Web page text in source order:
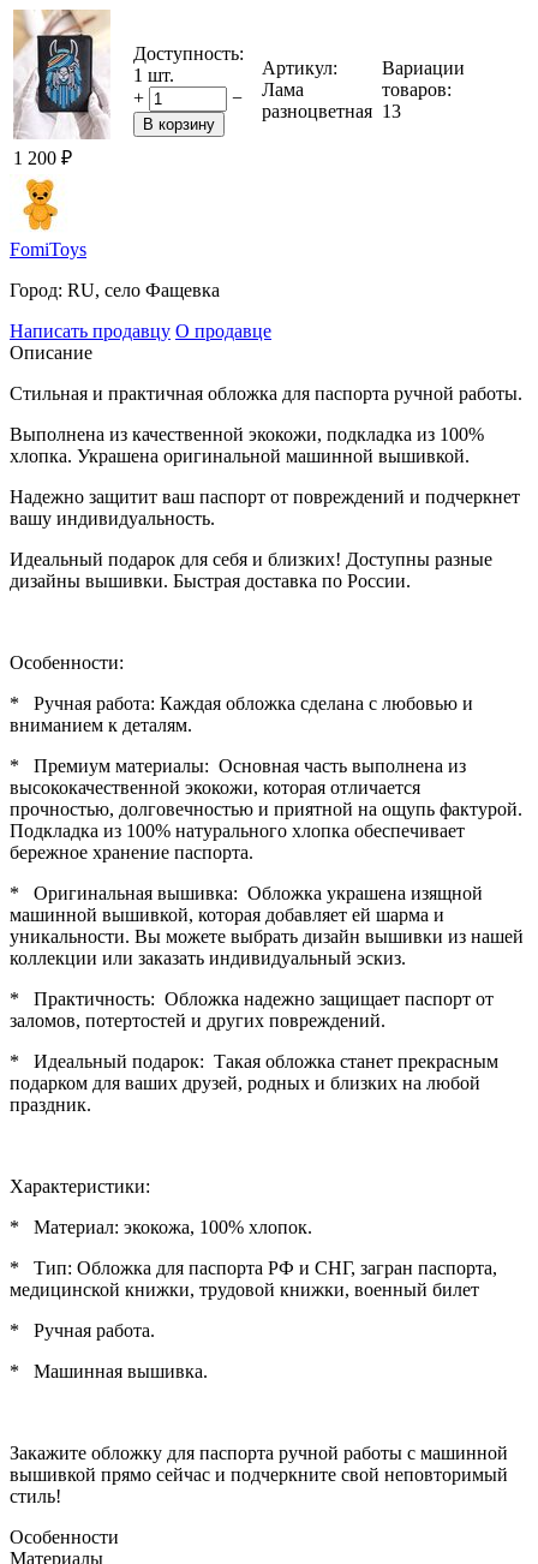
1 200 ₽
Доступность:
1 шт.
+
−
В корзину
Артикул:
Лама
разноцветная
Вариации
товаров:
13
FomiToys
Город: RU, село Фащевка
Написать продавцу О продавце
Описание
Стильная и практичная обложка для паспорта ручной работы.
Выполнена из качественной экокожи, подкладка из 100%
хлопка. Украшена оригинальной машинной вышивкой.
Надежно защитит ваш паспорт от повреждений и подчеркнет
вашу индивидуальность.
Идеальный подарок для себя и близких! Доступны разные
дизайны вышивки. Быстрая доставка по России.
Особенности:
* Ручная работа: Каждая обложка сделана с любовью и
вниманием к деталям.
* Премиум материалы: Основная часть выполнена из
высококачественной экокожи, которая отличается
прочностью, долговечностью и приятной на ощупь фактурой.
Подкладка из 100% натурального хлопка обеспечивает
бережное хранение паспорта.
* Оригинальная вышивка: Обложка украшена изящной
машинной вышивкой, которая добавляет ей шарма и
уникальности. Вы можете выбрать дизайн вышивки из нашей
коллекции или заказать индивидуальный эскиз.
* Практичность: Обложка надежно защищает паспорт от
заломов, потертостей и других повреждений.
* Идеальный подарок: Такая обложка станет прекрасным
подарком для ваших друзей, родных и близких на любой
праздник.
Характеристики:
* Материал: экокожа, 100% хлопок.
* Тип: Обложка для паспорта РФ и СНГ, загран паспорта,
медицинской книжки, трудовой книжки, военный билет
* Ручная работа.
* Машинная вышивка.
Закажите обложку для паспорта ручной работы с машинной
вышивкой прямо сейчас и подчеркните свой неповторимый
стиль!
Особенности
Материалы